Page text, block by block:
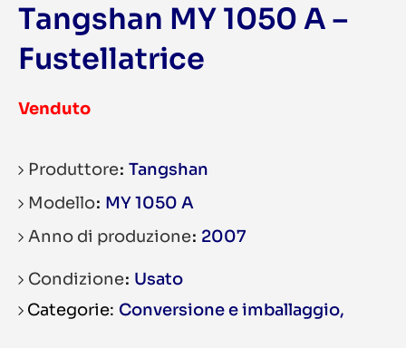
Tangshan MY 1050 A –
Fustellatrice
Venduto
Produttore Tangshan
Modello MY 1050 A
Anno di produzione 2007
Condizione Usato
Conversione e imballaggio